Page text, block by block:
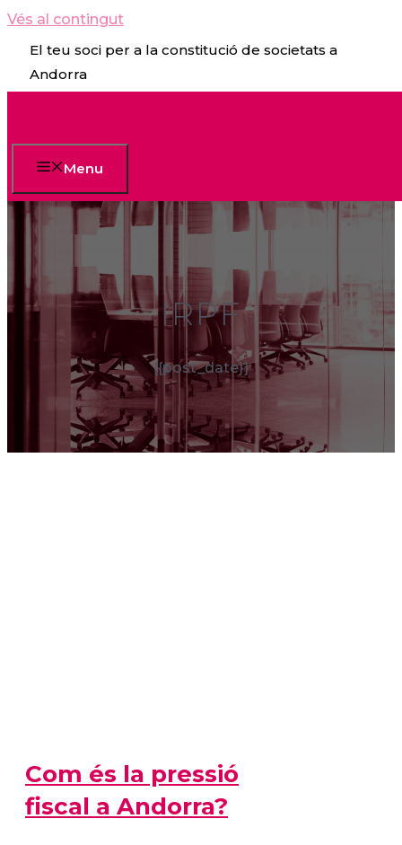
Vés al contingut
El teu soci per a la constitució de societats a
Andorra
Menu
IRPF
{{post_date}}
Com és la pressió
fiscal a Andorra?